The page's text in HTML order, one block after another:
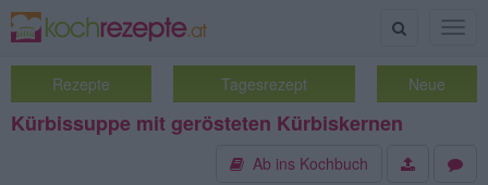
Suche
Rezepte Tagesrezept Neue
Kürbissuppe mit gerösteten Kürbiskernen
Ab ins Kochbuch